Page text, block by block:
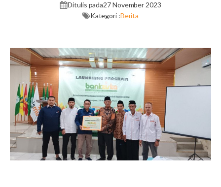
Ditulis pada27 November 2023
Kategori :Berita